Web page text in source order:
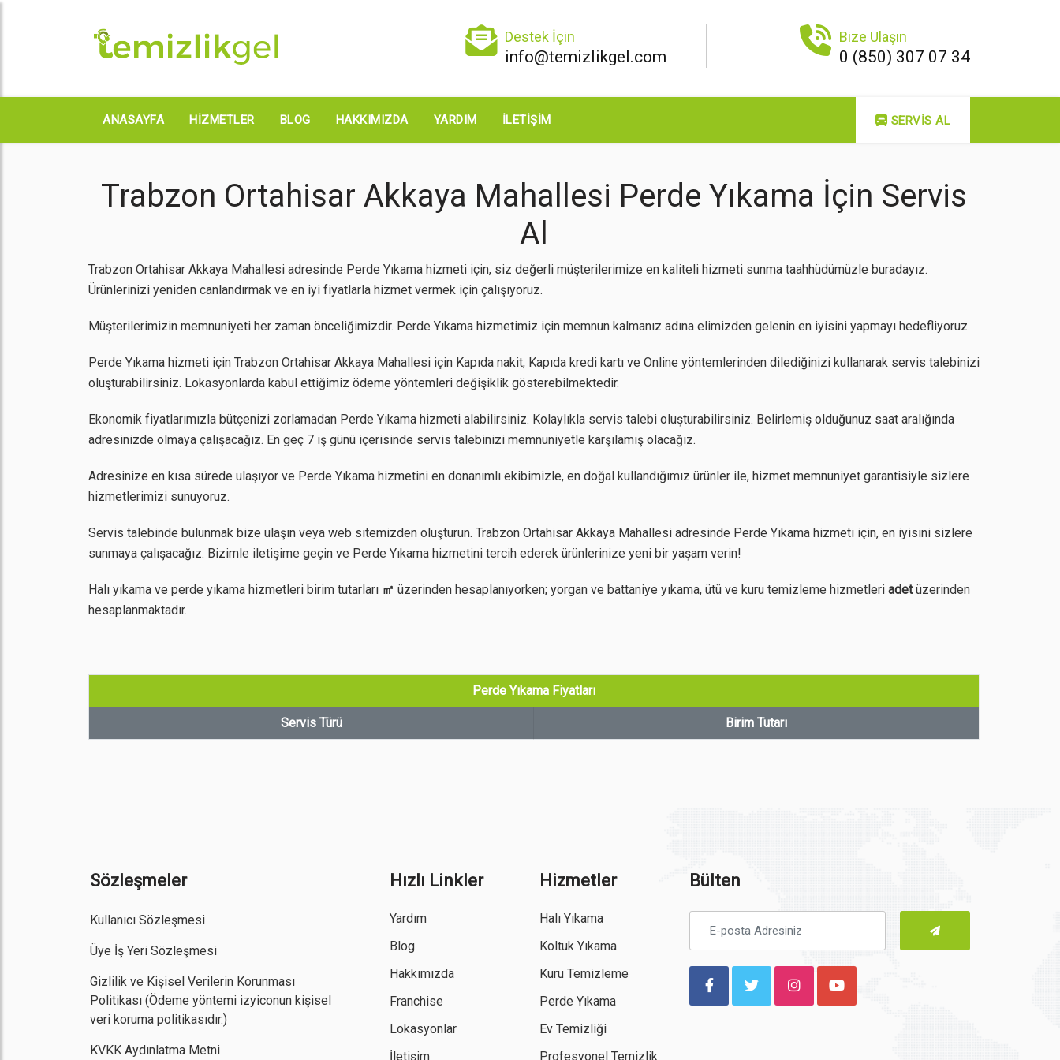
Destek İçin
info@temizlikgel.com
Bize Ulaşın
0 (850) 307 07 34
ANASAYFA HIZMETLER BLOG HAKKIMIZDA YARDIM İLETIŞIM SERVIS AL
Trabzon Ortahisar Akkaya Mahallesi Perde Yıkama İçin Servis
Al
Trabzon Ortahisar Akkaya Mahallesi adresinde Perde Yıkama hizmeti için, siz değerli müşterilerimize en kaliteli hizmeti sunma taahhüdümüzle buradayız.
Ürünlerinizi yeniden canlandırmak ve en iyi fiyatlarla hizmet vermek için çalışıyoruz.
Müşterilerimizin memnuniyeti her zaman önceliğimizdir. Perde Yıkama hizmetimiz için memnun kalmanız adına elimizden gelenin en iyisini yapmayı hedefliyoruz.
Perde Yıkama hizmeti için Trabzon Ortahisar Akkaya Mahallesi için Kapıda nakit, Kapıda kredi kartı ve Online yöntemlerinden dilediğinizi kullanarak servis talebinizi
oluşturabilirsiniz. Lokasyonlarda kabul ettiğimiz ödeme yöntemleri değişiklik gösterebilmektedir.
Ekonomik fiyatlarımızla bütçenizi zorlamadan Perde Yıkama hizmeti alabilirsiniz. Kolaylıkla servis talebi oluşturabilirsiniz. Belirlemiş olduğunuz saat aralığında
adresinizde olmaya çalışacağız. En geç 7 iş günü içerisinde servis talebinizi memnuniyetle karşılamış olacağız.
Adresinize en kısa sürede ulaşıyor ve Perde Yıkama hizmetini en donanımlı ekibimizle, en doğal kullandığımız ürünler ile, hizmet memnuniyet garantisiyle sizlere
hizmetlerimizi sunuyoruz.
Servis talebinde bulunmak bize ulaşın veya web sitemizden oluşturun. Trabzon Ortahisar Akkaya Mahallesi adresinde Perde Yıkama hizmeti için, en iyisini sizlere
sunmaya çalışacağız. Bizimle iletişime geçin ve Perde Yıkama hizmetini tercih ederek ürünlerinize yeni bir yaşam verin!
Halı yıkama ve perde yıkama hizmetleri birim tutarları ㎡ üzerinden hesaplanıyorken; yorgan ve battaniye yıkama, ütü ve kuru temizleme hizmetleri adetüzerinden
hesaplanmaktadır.
Perde Yıkama Fiyatları
Servis Türü Birim Tutarı
Sözleşmeler
Kullanıcı Sözleşmesi
Üye İş Yeri Sözleşmesi
Gizlilik ve Kişisel Verilerin Korunması
Politikası (Ödeme yöntemi izyiconun kişisel
veri koruma politikasıdır.)
KVKK Aydınlatma Metni
Hızlı Linkler
Yardım
Blog
Hakkımızda
Franchise
Lokasyonlar
İletişim
Hizmetler
Halı Yıkama
Koltuk Yıkama
Kuru Temizleme
Perde Yıkama
Ev Temizliği
Profesyonel Temizlik
Bülten